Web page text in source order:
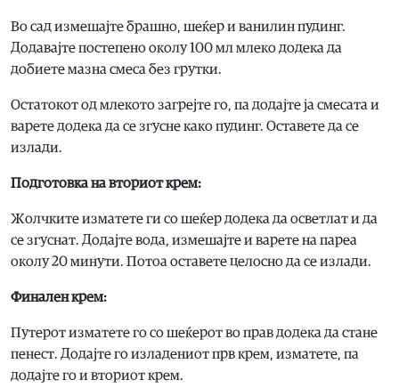
Во сад измешајте брашно, шеќер и ванилин пудинг.
Додавајте постепено околу 100 мл млеко додека да
добиете мазна смеса без грутки.
Остатокот од млекото загрејте го, па додајте ја смесата и
варете додека да се згусне како пудинг. Оставете да се
излади.
Подготовка на вториот крем:
Жолчките изматете ги со шеќер додека да осветлат и да
се згуснат. Додајте вода, измешајте и варете на пареа
околу 20 минути. Потоа оставете целосно да се излади.
Финален крем:
Путерот изматете го со шеќерот во прав додека да стане
пенест. Додајте го изладениот прв крем, изматете, па
додајте го и вториот крем.